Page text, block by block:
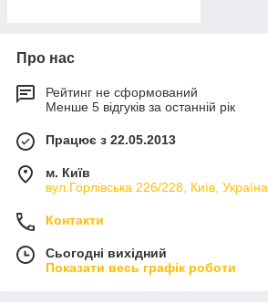
Про нас
Рейтинг не сформований
Менше 5 відгуків за останній рік
Працює з 22.05.2013
м. Київ
вул.Горлівська 226/228, Київ, Україна
Контакти
Сьогодні вихідний
Показати весь графік роботи